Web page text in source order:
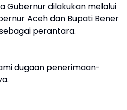
Gubernur dilakukan melalui
Aceh dan Bupati Bener
perantara.
dugaan penerimaan-